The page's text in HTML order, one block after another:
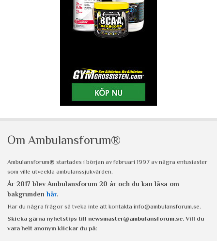
Om Ambulansforum®
Ambulansforum® startades i början av februari 1997 av några entusiaster
som ville utveckla ambulanssjukvården.
År 2017 blev Ambulansforum 20 år och du kan läsa om
bakgrunden här.
Har du några frågor så tveka inte att kontakta info@ambulansforum.se.
Skicka gärna nyhetstips till newsmaster@ambulansforum.se. Vill du
vara helt anonym klickar du på: